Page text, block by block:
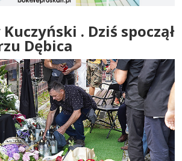
Kuczyński . Dziś spoczął
Dębica